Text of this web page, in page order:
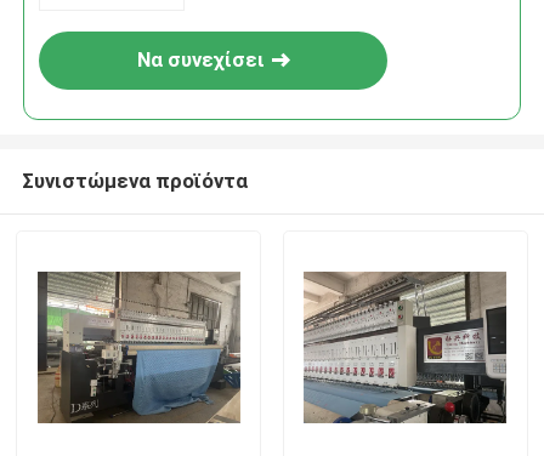
Να συνεχίσει
Συνιστώμενα προϊόντα